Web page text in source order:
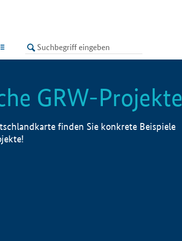
LISTE
GRW-Projekte
finden Sie konkrete Beispiele